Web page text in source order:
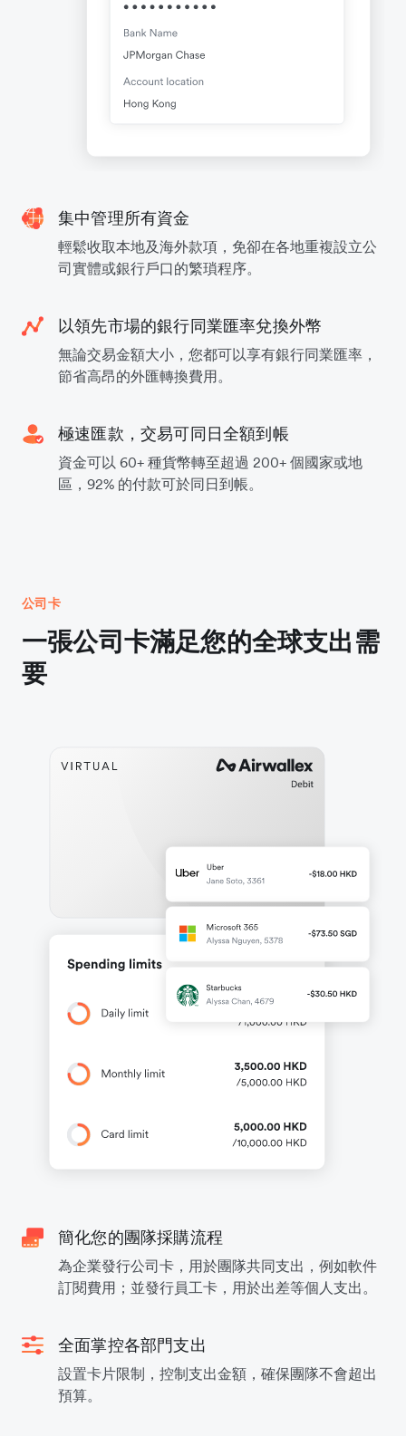
集中管理所有資金
輕鬆收取本地及海外款項，免卻在各地重複設立公
司實體或銀行戶口的繁瑣程序。
以領先市場的銀行同業匯率兌換外幣
無論交易金額大小，您都可以享有銀行同業匯率，
節省高昂的外匯轉換費用。
極速匯款，交易可同日全額到帳
資金可以 60+ 種貨幣轉至超過 200+ 個國家或地
區，92% 的付款可於同日到帳。
公司卡
一張公司卡滿足您的全球支出需
要
簡化您的團隊採購流程
為企業發行公司卡，用於團隊共同支出，例如軟件
訂閱費用；並發行員工卡，用於出差等個人支出。
全面掌控各部門支出
設置卡片限制，控制支出金額，確保團隊不會超出
預算。